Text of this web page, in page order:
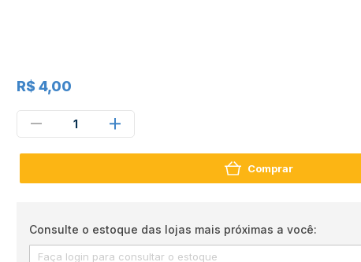
R$ 4,00
1
Comprar
Consulte o estoque das lojas mais próximas a você: